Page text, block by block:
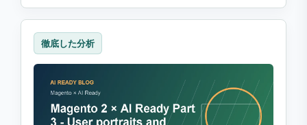
徹底した分析